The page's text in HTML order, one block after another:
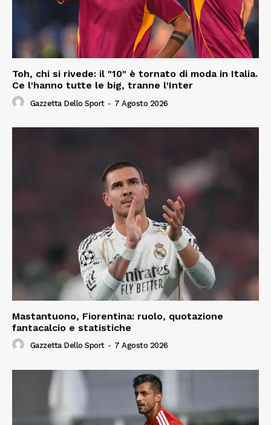
Toh, chi si rivede: il "10" è tornato di moda in Italia.
Ce l'hanno tutte le big, tranne l'Inter
Gazzetta Dello Sport - 7 Agosto 2026
Mastantuono, Fiorentina: ruolo, quotazione
fantacalcio e statistiche
Gazzetta Dello Sport - 7 Agosto 2026